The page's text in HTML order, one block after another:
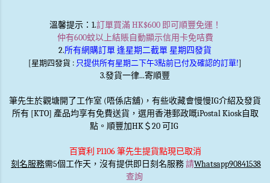
溫馨提示：1.訂單買滿 HK$600 即可順豐免運！
仲有600蚊以上結賬自動顯示信用卡免咭費
2.所有網購訂單 逢星期二截單 星期四發貨
[星期四發貨 : 只提供所有星期二下午3點前已付及確認的訂單!]
3.發貨一律...寄順豐
筆先生於觀塘開了工作室 (唔係店舖)，有些收藏會慢慢IG介紹及發貨
所有 [KTO] 產品均享有免費送貨，選用香港郵政嘅iPostal Kiosk自取
點。順豐加HK＄20 可IG
百寶利 P1106 筆先生提貨點現已取消
刻名服務需5個工作天，沒有提供即日刻名服務請Whatsapp90841538
查詢